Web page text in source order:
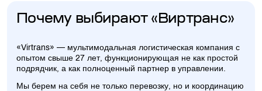
Почему выбирают «Виртранс»
«Virtrans» — мультимодальная логистическая компания с
опытом свыше 27 лет, функционирующая не как простой
подрядчик, а как полноценный партнер в управлении.
Мы берем на себя не только перевозку, но и координацию